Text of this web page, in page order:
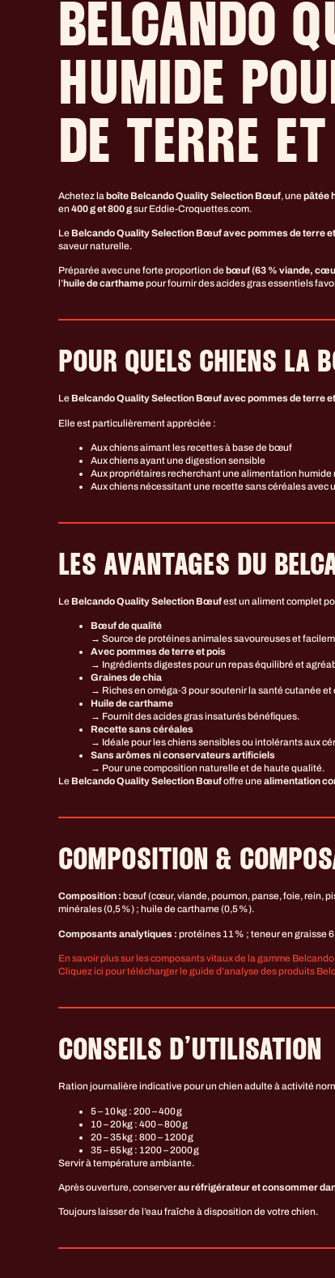
BELCANDO
HUMIDE
DE TERRE
Achetez la boîte Belcando Quality Selection Bœuf, unepâtée
en400 g et 800 gsur Eddie-Croquettes.com.
Le Belcando Quality Selection Bœuf avec pommes de terre
saveur naturelle.
Préparée avec une forte proportion de bœuf (63 % viande,
l’huile de carthamepour fournir des acides gras essentiels
POUR QUELS CHIENS LA
Le Belcando Quality Selection Bœuf avec pommes de terre
Elle est particulièrement appréciée :
Aux chiens aimant les recettes à base de bœuf
Aux chiens ayant une digestion sensible
Aux propriétaires recherchant une alimentation
Aux chiens nécessitant une recette sans céréales avec
LES AVANTAGES DU
Le Belcando Quality Selection Bœufest un aliment complet
Bœuf de qualité
→ Source de protéines animales savoureuses et
Avec pommes de terre et pois
→ Ingrédients digestes pour un repas équilibré et
Graines de chia
→ Riches en oméga‑3 pour soutenir la santé cutanée et
Huile de carthame
→ Fournit des acides gras insaturés bénéfiques.
Recette sans céréales
→ Idéale pour les chiens sensibles ou intolérants aux
Sans arômes ni conservateurs artificiels
→ Pour une composition naturelle et de haute qualité.
Le Belcando Quality Selection Bœufoffre unealimentation
COMPOSITION &
Composition : bœuf (cœur, viande, poumon, panse, foie, rein,
minérales (0,5 %) ; huile de carthame (0,5 %).
Composants analytiques : protéines 11 % ; teneur en graisse
En savoir plus sur les composants vitaux de la gamme Belcando
Cliquez ici pour télécharger le guide d’analyse des produits
CONSEILS D’UTILISATION
Ration journalière indicative pour un chien adulte à activité
5 – 10 kg : 200 – 400 g
10 – 20 kg : 400 – 800 g
20 – 35 kg : 800 – 1200 g
35 – 65 kg : 1200 – 2000 g
Servir à température ambiante.
Après ouverture, conserverau réfrigérateur et consommer
Toujours laisser de l’eau fraîche à disposition de votre chien.